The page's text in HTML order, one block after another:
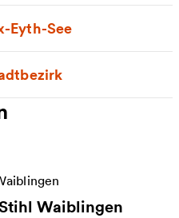
Eyth-See
Waiblingen
und Galerie